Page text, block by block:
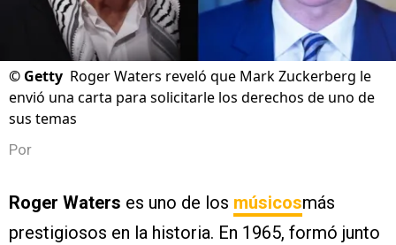
© Getty Roger Waters reveló que Mark Zuckerberg le
envió una carta para solicitarle los derechos de uno de
sus temas
Por
Roger Waters es uno de los músicosmás
prestigiosos en la historia. En 1965, formó junto